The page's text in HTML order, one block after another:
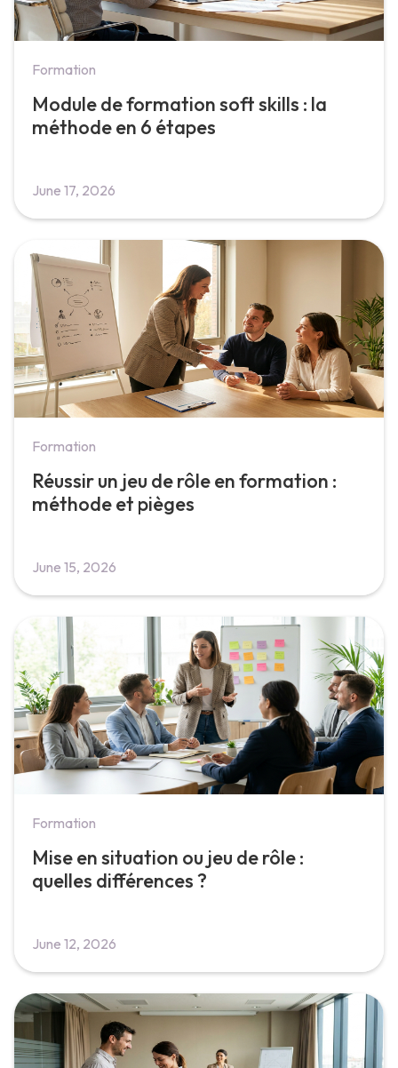
Formation
Module de formation soft skills : la
méthode en 6 étapes
June 17, 2026
Formation
Réussir un jeu de rôle en formation :
méthode et pièges
June 15, 2026
Formation
Mise en situation ou jeu de rôle :
quelles différences ?
June 12, 2026